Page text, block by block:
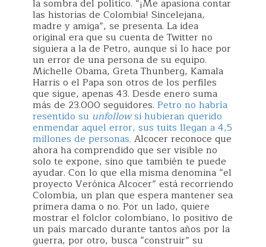
la sombra del político. “¡Me apasiona contar
las historias de Colombia! Sincelejana,
madre y amiga”, se presenta. La idea
original era que su cuenta de Twitter no
siguiera a la de Petro, aunque sí lo hace por
un error de una persona de su equipo.
Michelle Obama, Greta Thunberg, Kamala
Harris o el Papa son otros de los perfiles
que sigue, apenas 43. Desde enero suma
más de 23.000 seguidores. Petro no habría
resentido su unfollowsi hubieran querido
enmendar aquel error, sus tuits llegan a 4,5
millones de personas. Alcocer reconoce que
ahora ha comprendido que ser visible no
solo te expone, sino que también te puede
ayudar. Con lo que ella misma denomina “el
proyecto Verónica Alcocer” está recorriendo
Colombia, un plan que espera mantener sea
primera dama o no. Por un lado, quiere
mostrar el folclor colombiano, lo positivo de
un país marcado durante tantos años por la
guerra, por otro, busca “construir” su